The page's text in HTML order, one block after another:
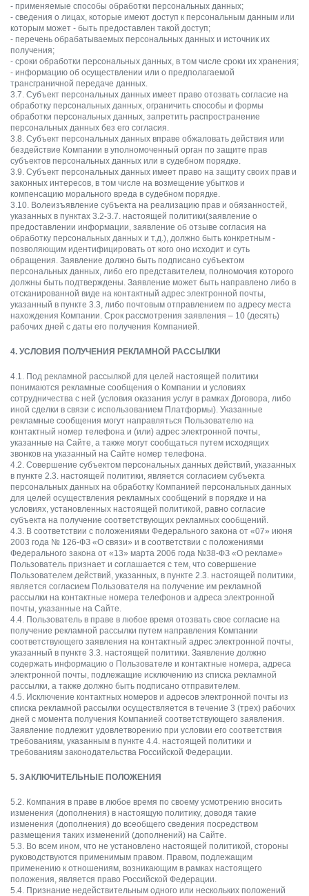
- применяемые способы обработки персональных данных;
- сведения о лицах, которые имеют доступ к персональным данным или
которым может - быть предоставлен такой доступ;
- перечень обрабатываемых персональных данных и источник их
получения;
- сроки обработки персональных данных, в том числе сроки их хранения;
- информацию об осуществлении или о предполагаемой
трансграничной передаче данных.
3.7. Субъект персональных данных имеет право отозвать согласие на
обработку персональных данных, ограничить способы и формы
обработки персональных данных, запретить распространение
персональных данных без его согласия.
3.8. Субъект персональных данных вправе обжаловать действия или
бездействие Компании в уполномоченный орган по защите прав
субъектов персональных данных или в судебном порядке.
3.9. Субъект персональных данных имеет право на защиту своих прав и
законных интересов, в том числе на возмещение убытков и
компенсацию морального вреда в судебном порядке.
3.10. Волеизъявление субъекта на реализацию прав и обязанностей,
указанных в пунктах 3.2-3.7. настоящей политики(заявление о
предоставлении информации, заявление об отзыве согласия на
обработку персональных данных и т.д.), должно быть конкретным -
позволяющим идентифицировать от кого оно исходит и суть
обращения. Заявление должно быть подписано субъектом
персональных данных, либо его представителем, полномочия которого
должны быть подтверждены. Заявление может быть направлено либо в
отсканированной виде на контактный адрес электронной почты,
указанный в пункте 3.3, либо почтовым отправлением по адресу места
нахождения Компании. Срок рассмотрения заявления – 10 (десять)
рабочих дней с даты его получения Компанией.
4. УСЛОВИЯ ПОЛУЧЕНИЯ РЕКЛАМНОЙ РАССЫЛКИ
4.1. Под рекламной рассылкой для целей настоящей политики
понимаются рекламные сообщения о Компании и условиях
сотрудничества с ней (условия оказания услуг в рамках Договора, либо
иной сделки в связи с использованием Платформы). Указанные
рекламные сообщения могут направляться Пользователю на
контактный номер телефона и (или) адрес электронной почты,
указанные на Сайте, а также могут сообщаться путем исходящих
звонков на указанный на Сайте номер телефона.
4.2. Совершение субъектом персональных данных действий, указанных
в пункте 2.3. настоящей политики, является согласием субъекта
персональных данных на обработку Компанией персональных данных
для целей осуществления рекламных сообщений в порядке и на
условиях, установленных настоящей политикой, равно согласие
субъекта на получение соответствующих рекламных сообщений.
4.3. В соответствии с положениями Федерального закона от «07» июня
2003 года № 126-ФЗ «О связи» и в соответствии с положениями
Федерального закона от «13» марта 2006 года №38-ФЗ «О рекламе»
Пользователь признает и соглашается с тем, что совершение
Пользователем действий, указанных, в пункте 2.3. настоящей политики,
является согласием Пользователя на получение им рекламной
рассылки на контактные номера телефонов и адреса электронной
почты, указанные на Сайте.
4.4. Пользователь в праве в любое время отозвать свое согласие на
получение рекламной рассылки путем направления Компании
соответствующего заявления на контактный адрес электронной почты,
указанный в пункте 3.3. настоящей политики. Заявление должно
содержать информацию о Пользователе и контактные номера, адреса
электронной почты, подлежащие исключению из списка рекламной
рассылки, а также должно быть подписано отправителем.
4.5. Исключение контактных номеров и адресов электронной почты из
списка рекламной рассылки осуществляется в течение 3 (трех) рабочих
дней с момента получения Компанией соответствующего заявления.
Заявление подлежит удовлетворению при условии его соответствия
требованиям, указанным в пункте 4.4. настоящей политики и
требованиям законодательства Российской Федерации.
5. ЗАКЛЮЧИТЕЛЬНЫЕ ПОЛОЖЕНИЯ
5.2. Компания в праве в любое время по своему усмотрению вносить
изменения (дополнения) в настоящую политику, доводя такие
изменения (дополнения) до всеобщего сведения посредством
размещения таких изменений (дополнений) на Сайте.
5.3. Во всем ином, что не установлено настоящей политикой, стороны
руководствуются применимым правом. Правом, подлежащим
применению к отношениям, возникающим в рамках настоящего
положения, является право Российской Федерации.
5.4. Признание недействительным одного или нескольких положений